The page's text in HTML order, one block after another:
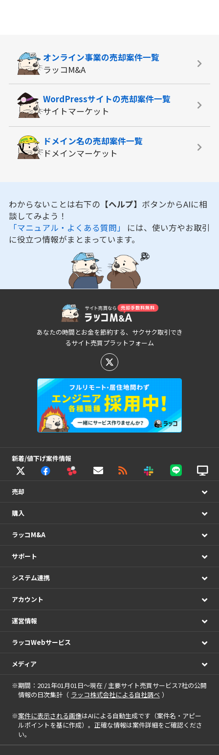
オンライン事業の売却案件一覧
ラッコM&A
WordPressサイトの売却案件一覧
サイトマーケット
ドメイン名の売却案件一覧
ドメインマーケット
わからないことは右下の 【ヘルプ】 ボタンからAIに相
談してみよう！
「マニュアル・よくある質問」 には、使い方やお取引
に役立つ情報がまとまっています。
あなたの時間とお金を節約する、サクサク取引でき
るサイト売買プラットフォーム
新着/値下げ案件情報
売却
購入
ラッコM&A
サポート
システム連携
アカウント
運営情報
ラッコWebサービス
メディア
※期間：2021年01月01日～現在 / 主要サイト売買サービス7社の公開
情報の日次集計（ ラッコ株式会社による自社調べ ）
※案件に表示される画像はAIによる自動生成です（案件名・アピー
ルポイントを基に作成）。正確な情報は案件詳細をご確認くださ
い。